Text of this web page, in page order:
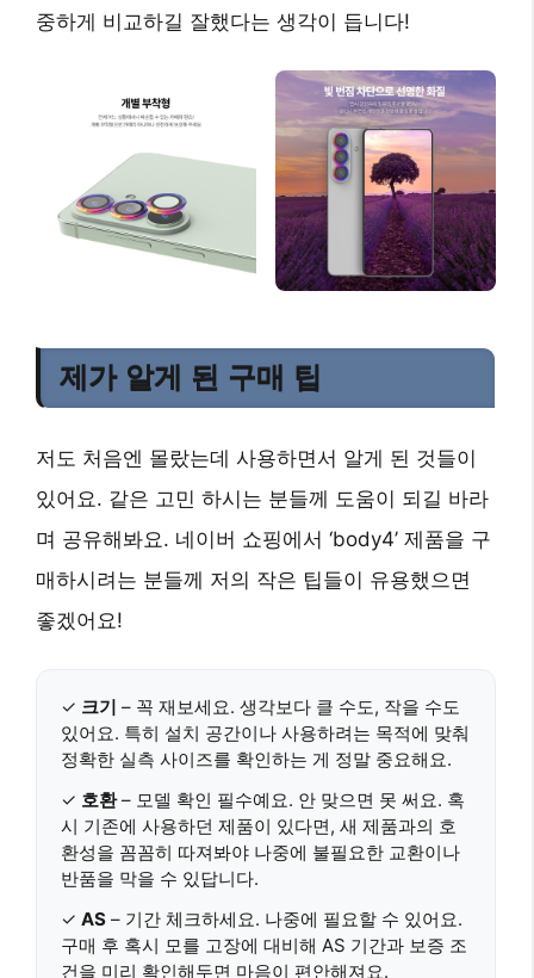
중하게 비교하길 잘했다는 생각이 듭니다!
제가 알게 된 구매 팁
저도 처음엔 몰랐는데 사용하면서 알게 된 것들이
있어요. 같은 고민 하시는 분들께 도움이 되길 바라
며 공유해봐요. 네이버 쇼핑에서 ‘body4’ 제품을 구
매하시려는 분들께 저의 작은 팁들이 유용했으면
좋겠어요!
✓ 크기 – 꼭 재보세요. 생각보다 클 수도, 작을 수도
있어요. 특히 설치 공간이나 사용하려는 목적에 맞춰
정확한 실측 사이즈를 확인하는 게 정말 중요해요.
✓ 호환– 모델 확인 필수예요. 안 맞으면 못 써요. 혹
시 기존에 사용하던 제품이 있다면, 새 제품과의 호
환성을 꼼꼼히 따져봐야 나중에 불필요한 교환이나
반품을 막을 수 있답니다.
✓ AS – 기간 체크하세요. 나중에 필요할 수 있어요.
구매 후 혹시 모를 고장에 대비해 AS 기간과 보증 조
건을 미리 확인해두면 마음이 편안해져요.